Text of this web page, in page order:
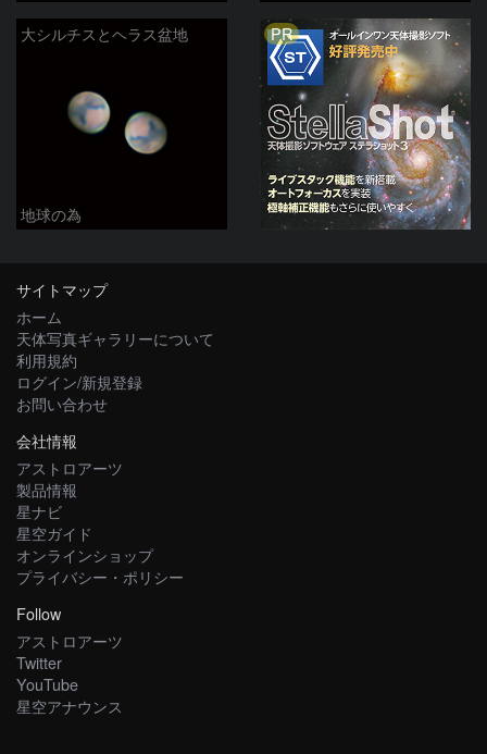
大シルチスとヘラス盆地
地球の為
PR
サイトマップ
ホーム
天体写真ギャラリーについて
利用規約
ログイン/新規登録
お問い合わせ
会社情報
アストロアーツ
製品情報
星ナビ
星空ガイド
オンラインショップ
プライバシー・ポリシー
Follow
アストロアーツ
Twitter
YouTube
星空アナウンス